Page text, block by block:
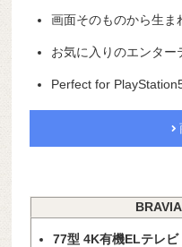
画面そのものから生ま
お気に入りのエンタ
Perfect for
77型 4K有機ELテレビ